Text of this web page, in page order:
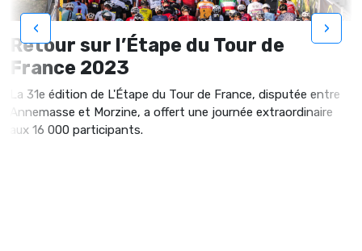
Retour sur l’Étape du Tour de
France 2023
La 31e édition de L'Étape du Tour de France, disputée entre
Annemasse et Morzine, a offert une journée extraordinaire
aux 16 000 participants.
‹ ›